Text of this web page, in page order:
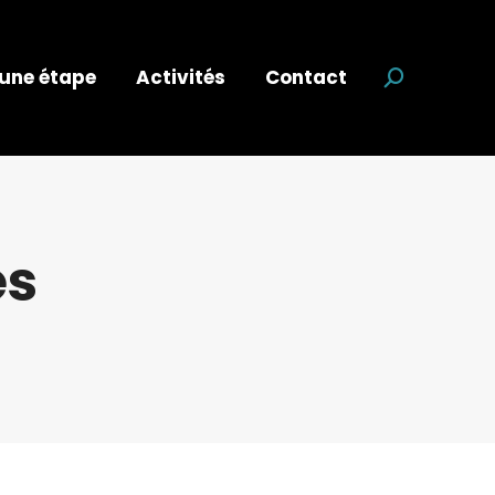
étape Activités Contact Recherche